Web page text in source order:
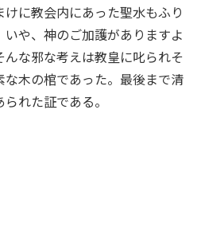
に教会内にあった聖水もふり
や、神のご加護がありますよ
んな邪な考えは教皇に叱られそ
な木の棺であった。最後まで清
れた証である。